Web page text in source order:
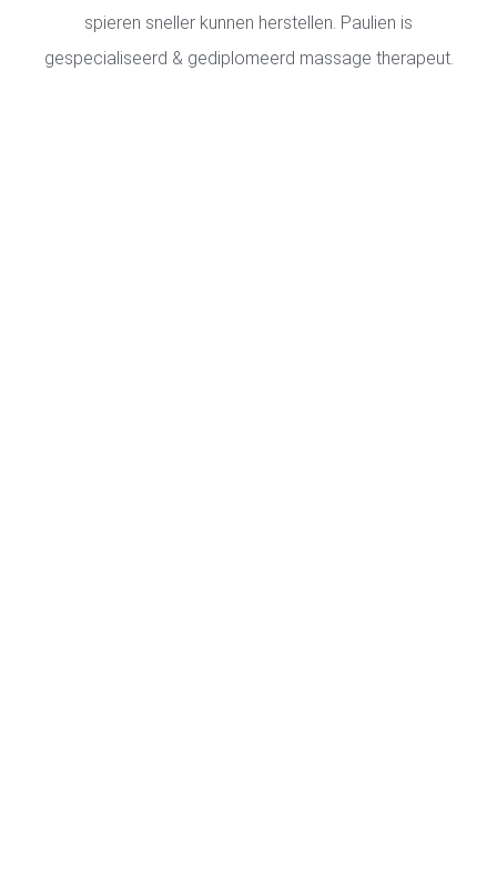
spieren sneller kunnen herstellen. Paulien is
gespecialiseerd & gediplomeerd massage therapeut.